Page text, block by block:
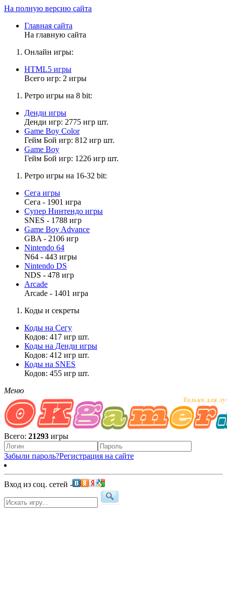
На полную версию сайта
Главная сайта
На главную сайта
Онлайн игры:
HTML5 игры
Всего игр: 2 игры
Ретро игры на 8 bit:
Денди игры
Денди игр: 2775 игр шт.
Game Boy Color
Гейм Бой игр: 812 игр шт.
Game Boy
Гейм Бой игр: 1226 игр шт.
Ретро игры на 16-32 bit:
Сега игры
Сега - 1901 игра
Супер Нинтендо игры
SNES - 1788 игр
Game Boy Advance
GBA - 2106 игр
Nintendo 64
N64 - 443 игры
Nintendo DS
NDS - 478 игр
Arcade
Arcade - 1401 игра
Коды и секреты
Коды на Сегу
Кодов: 417 игр шт.
Коды на Денди игры
Кодов: 412 игр шт.
Коды на SNES
Кодов: 455 игр шт.
Меню
Всего: 21293 игры
Забыли пароль?Регистрация на сайте
Вход из соц. сетей -